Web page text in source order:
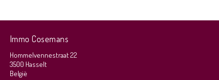
Immo Cosemans
Hommelvennestraat 22
3500 Hasselt
België